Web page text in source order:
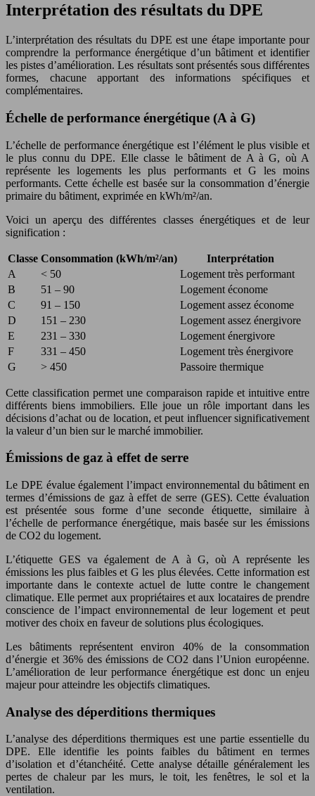
Interprétation des résultats du DPE
L’interprétation des résultats du DPE est une étape importante pour
comprendre la performance énergétique d’un bâtiment et identifier
les pistes d’amélioration. Les résultats sont présentés sous différentes
formes, chacune apportant des informations spécifiques et
complémentaires.
Échelle de performance énergétique (A à G)
L’échelle de performance énergétique est l’élément le plus visible et
le plus connu du DPE. Elle classe le bâtiment de A à G, où A
représente les logements les plus performants et G les moins
performants. Cette échelle est basée sur la consommation d’énergie
primaire du bâtiment, exprimée en kWh/m²/an.
Voici un aperçu des différentes classes énergétiques et de leur
signification :
Classe Consommation (kWh/m²/an)
Interprétation
A
< 50
Logement très performant
B
51 – 90
Logement économe
C
91 – 150
Logement assez économe
D
151 – 230
Logement assez énergivore
E
231 – 330
Logement énergivore
F
331 – 450
Logement très énergivore
G
> 450 Passoire thermique
Cette classification permet une comparaison rapide et intuitive entre
différents biens immobiliers. Elle joue un rôle important dans les
décisions d’achat ou de location, et peut influencer significativement
la valeur d’un bien sur le marché immobilier.
Émissions de gaz à effet de serre
Le DPE évalue également l’impact environnemental du bâtiment en
termes d’émissions de gaz à effet de serre (GES). Cette évaluation
est présentée sous forme d’une seconde étiquette, similaire à
l’échelle de performance énergétique, mais basée sur les émissions
de CO2 du logement.
L’étiquette GES va également de A à G, où A représente les
émissions les plus faibles et G les plus élevées. Cette information est
importante dans le contexte actuel de lutte contre le changement
climatique. Elle permet aux propriétaires et aux locataires de prendre
conscience de l’impact environnemental de leur logement et peut
motiver des choix en faveur de solutions plus écologiques.
Les bâtiments représentent environ 40% de la consommation
d’énergie et 36% des émissions de CO2 dans l’Union européenne.
L’amélioration de leur performance énergétique est donc un enjeu
majeur pour atteindre les objectifs climatiques.
Analyse des déperditions thermiques
L’analyse des déperditions thermiques est une partie essentielle du
DPE. Elle identifie les points faibles du bâtiment en termes
d’isolation et d’étanchéité. Cette analyse détaille généralement les
pertes de chaleur par les murs, le toit, les fenêtres, le sol et la
ventilation.